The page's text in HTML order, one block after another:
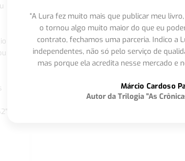
“A Lura fez muito mais que publicar meu
o tornou algo muito maior do que eu
contrato, fechamos uma parceria. Indico a
independentes, não só pelo serviço de
mas porque ela acredita nesse mercado e
Márcio Cardoso
Autor da Trilogia "As